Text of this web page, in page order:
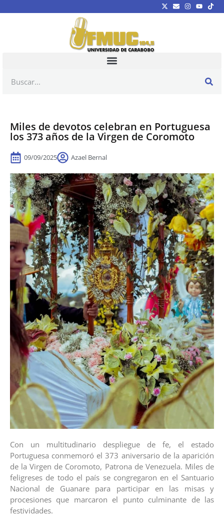
Miles de devotos celebran en Portuguesa
los 373 años de la Virgen de Coromoto
09/09/2025 Azael Bernal
Con un multitudinario despliegue de fe, el estado
Portuguesa conmemoró el 373 aniversario de la aparición
de la Virgen de Coromoto, Patrona de Venezuela. Miles de
feligreses de todo el país se congregaron en el Santuario
Nacional de Guanare para participar en las misas y
procesiones que marcaron el punto culminante de las
festividades.